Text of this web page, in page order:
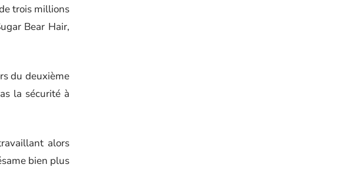
trois millions
Bear Hair,
du deuxième
la sécurité à
alors
bien plus